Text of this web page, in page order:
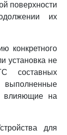
поверхности
их
конкретного
установка не
составных
выполненные
влияющие на
для